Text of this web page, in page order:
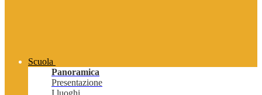
Scuola
Panoramica
Presentazione